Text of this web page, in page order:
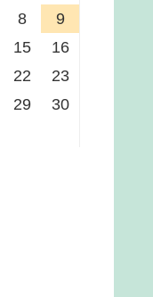
8
9
15
16
22
23
29
30